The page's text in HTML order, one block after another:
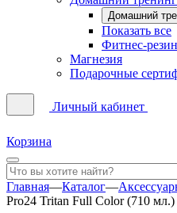
Домашний
Показать все
Фитнес-
Магнезия
Подарочные
Личный кабинет
Корзина
Главная—Каталог—
Pro24 Tritan Full Color (710 мл.)